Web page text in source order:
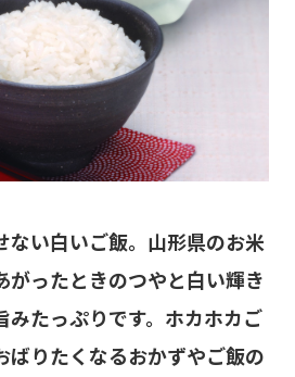
ない白いご飯。山形県のお米
がったときのつやと白い輝き
みたっぷりです。ホカホカご
ばりたくなるおかずやご飯の